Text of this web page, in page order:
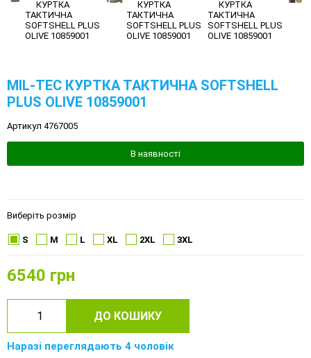
MIL-TEC КУРТКА ТАКТИЧНА SOFTSHELL
PLUS OLIVE 10859001
Артикул 4767005
В наявності
Виберіть розмір
S M L XL 2XL 3XL
6540 грн
ДО КОШИКУ
Наразі переглядають 4 чоловік